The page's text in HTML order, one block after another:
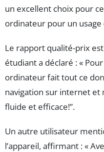
un excellent choix pour
ordinateur pour un usage
Le rapport qualité-prix
étudiant a déclaré : «
ordinateur fait tout ce
navigation sur internet et
fluide et efficace!”.
Un autre utilisateur
l’appareil, affirmant : «